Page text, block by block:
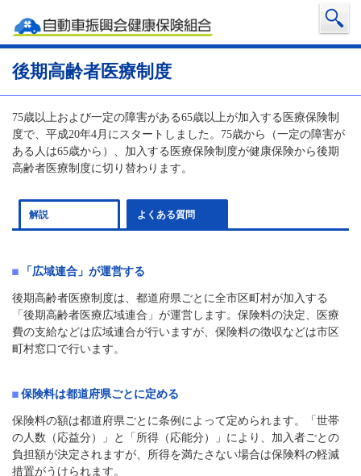
後期高齢者医療制度
75歳以上および一定の障害がある65歳以上が加入する医療保険制
度で、平成20年4月にスタートしました。75歳から（一定の障害が
ある人は65歳から）、加入する医療保険制度が健康保険から後期
高齢者医療制度に切り替わります。
解説 よくある質問
「広域連合」が運営する
後期高齢者医療制度は、都道府県ごとに全市区町村が加入する
「後期高齢者医療広域連合」が運営します。保険料の決定、医療
費の支給などは広域連合が行いますが、保険料の徴収などは市区
町村窓口で行います。
保険料は都道府県ごとに定める
保険料の額は都道府県ごとに条例によって定められます。「世帯
の人数（応益分）」と「所得（応能分）」により、加入者ごとの
負担額が決定されますが、所得を満たさない場合は保険料の軽減
措置がうけられます。